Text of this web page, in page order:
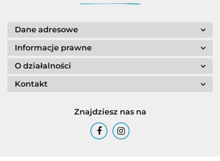
Dane adresowe
Informacje prawne
O działalności
Kontakt
Znajdziesz nas na